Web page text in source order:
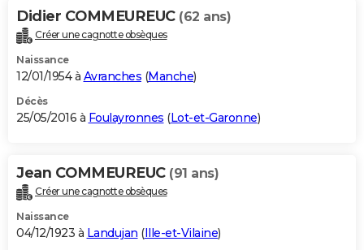
Didier COMMEUREUC (62 ans)
Créer une cagnotte obsèques
Naissance
12/01/1954 à Avranches (Manche)
Décès
25/05/2016 à Foulayronnes (Lot-et-Garonne)
Jean COMMEUREUC (91 ans)
Créer une cagnotte obsèques
Naissance
04/12/1923 à Landujan (Ille-et-Vilaine)